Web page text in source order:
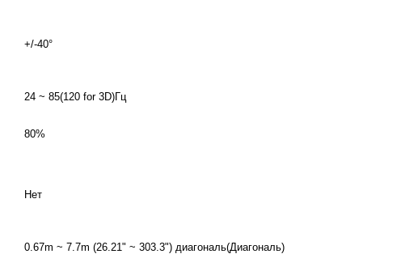
+/-40°
24 ~ 85(120 for 3D)Гц
80%
Нет
0.67m ~ 7.7m (26.21" ~ 303.3") диагональ(Диагональ)